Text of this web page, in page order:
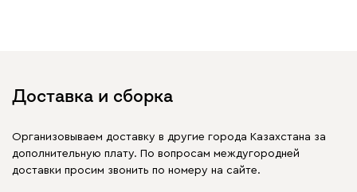
Доставка и сборка
Организовываем доставку в другие города Казахстана за
дополнительную плату. По вопросам междугородней
доставки просим звонить по номеру на сайте.